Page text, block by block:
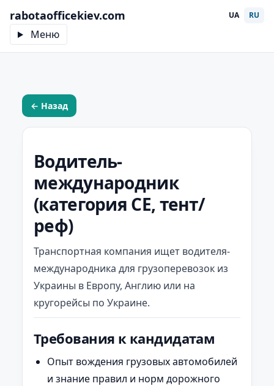
rabotaofficekiev.com
Меню
UA RU
← Назад
Водитель-
международник
(категория CE, тент/
реф)
Транспортная компания ищет водителя-
международника для грузоперевозок из
Украины в Европу, Англию или на
кругорейсы по Украине.
Требования к кандидатам
Опыт вождения грузовых автомобилей
и знание правил и норм дорожного